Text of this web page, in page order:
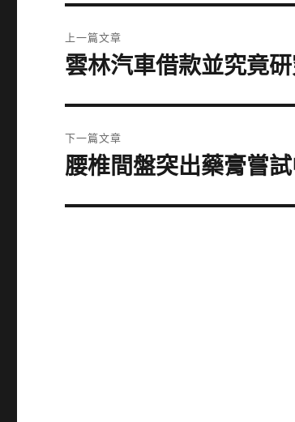
章
上一篇文章
上
篇
文
章:
雲林汽車借款並究竟
下一篇文章
下
篇
腰椎間盤突出藥膏嘗